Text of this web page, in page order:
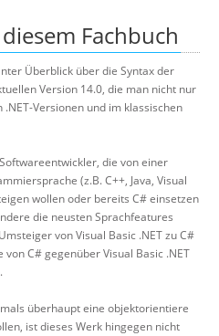
Fachbuch
Überblick über die Syntax der
Version 14.0, die man nicht nur
Versionen und im klassischen
die von einer
(z.B. C++, Java, Visual
wollen oder bereits C# einsetzen
die neusten Sprachfeatures
von Visual Basic .NET zu C#
C# gegenüber Visual Basic .NET
überhaupt eine objektorientiere
ist dieses Werk hingegen nicht